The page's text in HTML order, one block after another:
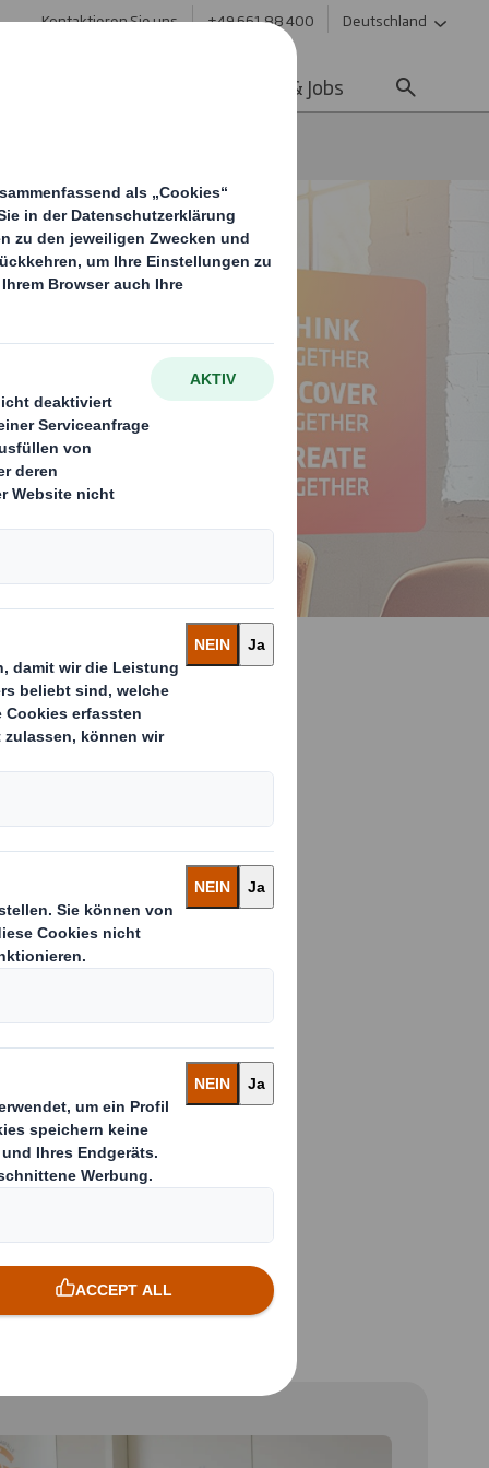
Kontaktieren Sie uns +49 661 88 400 Deutschland
Karriere & Jobs
können,
gut.
Verpackungen
stärken, neue
verhindern oder
LÖSEN
and next buttons to move between slides. Only